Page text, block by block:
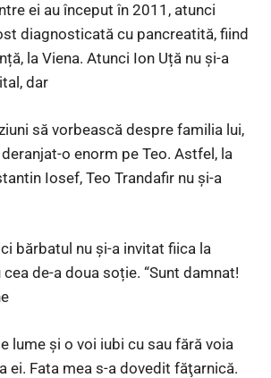
ei au început în 2011, atunci
diagnosticată cu pancreatită, fiind
la Viena. Atunci Ion Uță nu și-a
dar
să vorbească despre familia lui,
o enorm pe Teo. Astfel, la
Iosef, Teo Trandafir nu și-a
bărbatul nu și-a invitat fiica la
de-a doua soție. “Sunt damnat!
lume şi o voi iubi cu sau fără voia
ei. Fata mea s-a dovedit făţarnică.